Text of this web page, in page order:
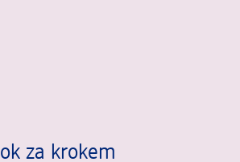
za krokem